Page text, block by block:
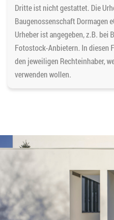
Dritte ist nicht gestattet. Die
Baugenossenschaft Dormagen
Urheber ist angegeben, z.B. bei
Fotostock-Anbietern. In diesen
den jeweiligen Rechteinhaber,
verwenden wollen.